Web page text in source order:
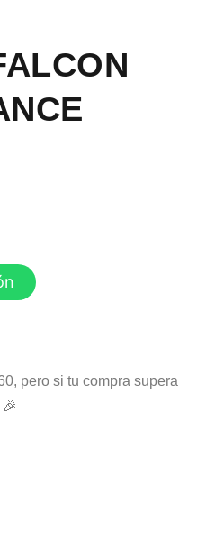
pero si tu compra supera